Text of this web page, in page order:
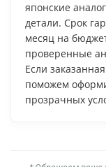
японские
детали. Срок
месяц на
проверенные
Если
поможем
прозрачных